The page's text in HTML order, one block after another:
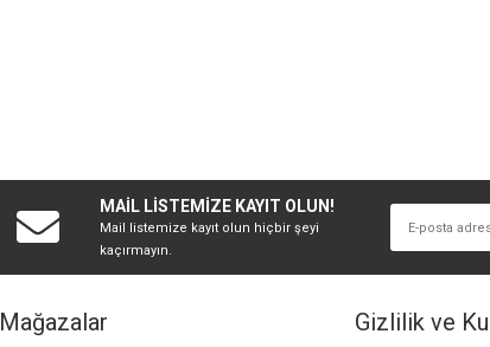
MAİL LİSTEMİZE KAYIT OLUN!
Mail listemize kayıt olun hiçbir şeyi
kaçırmayın.
Mağazalar Gizlilik ve